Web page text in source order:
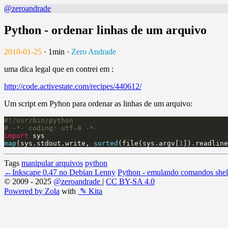
@zeroandrade
Python - ordenar linhas de um arquivo
2010-01-25 · 1min · Zero Andrade
uma dica legal que en contrei em :
http://code.activestate.com/recipes/440612/
Um script em Pyhon para ordenar as linhas de um arquivo:
import
map (sys.stdout.write, sorted (file(sys.argv[ 1
Tags manipular arquivos python
←Inkscape 0.47 no Debian Lenny Python - emulando comandos
© 2009 - 2025 @zeroandrade | CC BY-SA 4.0
Powered by Zola with ✎ Kita